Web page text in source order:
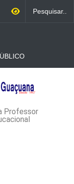
DE
Professor